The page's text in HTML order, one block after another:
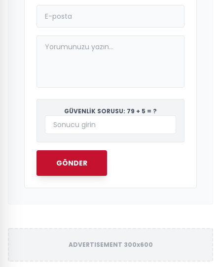
GÜVENLİK SORUSU: 79 + 5 = ?
GÖNDER
ADVERTISEMENT 300x600